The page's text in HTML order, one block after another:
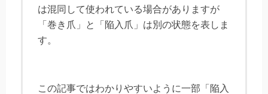
は混同して使われている場合がありますが
「巻き爪」と「陥入爪」は別の状態を表しま
す。
この記事ではわかりやすいように一部「陥入